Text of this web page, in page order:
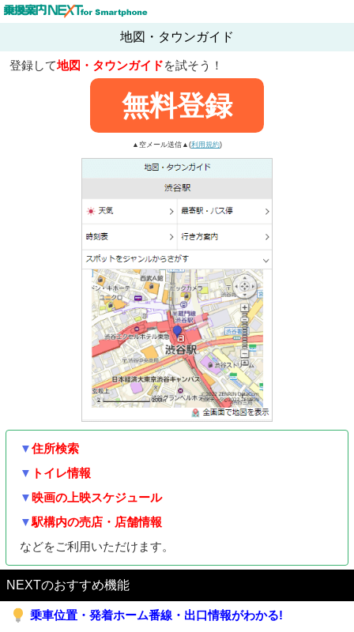
地図・タウンガイド
登録して地図・タウンガイドを試そう！
無料登録
▲空メール送信▲(利用規約)
▼住所検索
▼
トイレ情報
▼ 映画の上映スケジュール
▼駅構内の売店・店舗情報
などをご利用いただけます。
NEXTのおすすめ機能
乗車位置・発着ホーム番線・出口情報がわかる!